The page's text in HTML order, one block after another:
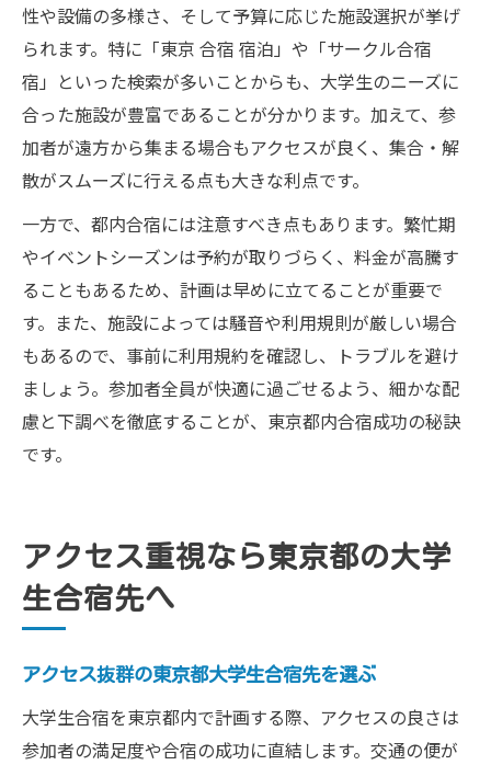
性や設備の多様さ、そして予算に応じた施設選択が挙げ
られます。特に「東京 合宿 宿泊」や「サークル合宿
宿」といった検索が多いことからも、大学生のニーズに
合った施設が豊富であることが分かります。加えて、参
加者が遠方から集まる場合もアクセスが良く、集合・解
散がスムーズに行える点も大きな利点です。
一方で、都内合宿には注意すべき点もあります。繁忙期
やイベントシーズンは予約が取りづらく、料金が高騰す
ることもあるため、計画は早めに立てることが重要で
す。また、施設によっては騒音や利用規則が厳しい場合
もあるので、事前に利用規約を確認し、トラブルを避け
ましょう。参加者全員が快適に過ごせるよう、細かな配
慮と下調べを徹底することが、東京都内合宿成功の秘訣
です。
アクセス重視なら東京都の大学
生合宿先へ
アクセス抜群の東京都大学生合宿先を選ぶ
大学生合宿を東京都内で計画する際、アクセスの良さは
参加者の満足度や合宿の成功に直結します。交通の便が